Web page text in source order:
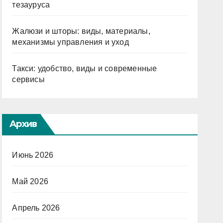
тезауруса
Жалюзи и шторы: виды, материалы,
механизмы управления и уход
Такси: удобство, виды и современные
сервисы
Архив
Июнь 2026
Май 2026
Апрель 2026